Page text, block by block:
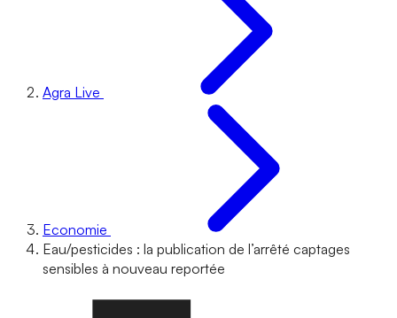
Agra Live
Economie
Eau/pesticides : la publication de l’arrêté captages
sensibles à nouveau reportée